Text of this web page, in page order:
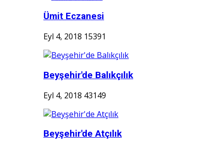
Ümit Eczanesi
Eyl 4, 2018 15391
Beyşehir'de Balıkçılık
Eyl 4, 2018 43149
Beyşehir'de Atçılık